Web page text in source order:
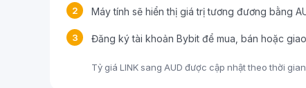
2 Máy tính sẽ hiển thị giá trị tương đương bằng
3 Đăng ký tài khoản Bybit để mua, bán hoặc
Tỷ giá LINK sang AUD được cập nhật theo thời